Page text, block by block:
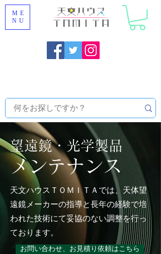
ME
NU
望遠鏡・光学製品
メンテナンス
​天文ハウスＴＯＭＩＴＡでは、天体望
遠鏡メーカーの指導と長年の経験で培
われた技術にて妥協のない調整を行っ
ております。
お問い合わせ、お見積り依頼はこちら